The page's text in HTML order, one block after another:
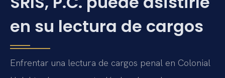
en su lectura de cargos
Enfrentar una lectura de cargos penal en Colonial